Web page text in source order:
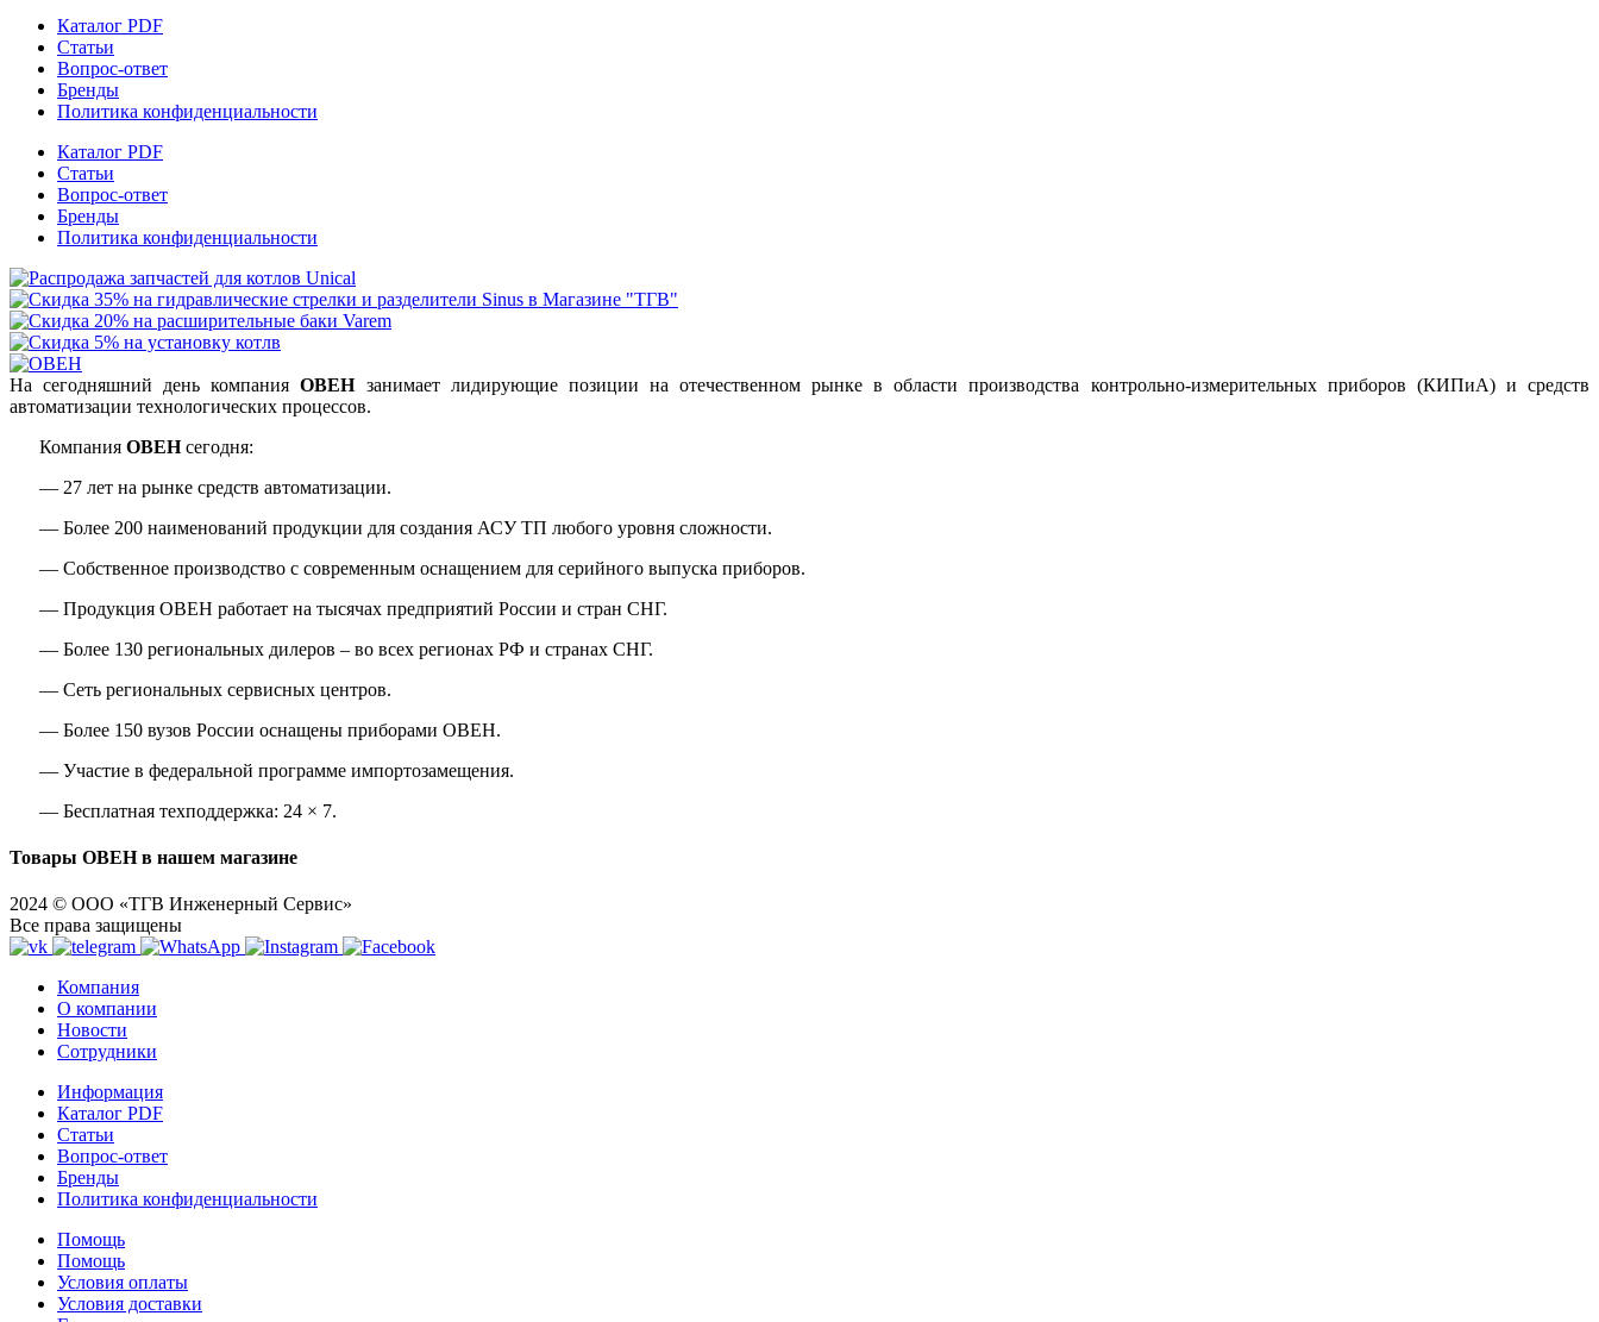
Каталог PDF
Статьи
Вопрос-ответ
Бренды
Политика конфиденциальности
Каталог PDF
Статьи
Вопрос-ответ
Бренды
Политика конфиденциальности
На сегодняшний день компанияОВЕНзанимает лидирующие позиции на отечественном рынке в области производства контрольно-измерительных приборов (КИПиА) и средств
автоматизации технологических процессов.
Компания ОВЕНсегодня:
— 27 лет на рынке средств автоматизации.
— Более 200 наименований продукции для создания АСУ ТП любого уровня сложности.
— Собственное производство с современным оснащением для серийного выпуска приборов.
— Продукция ОВЕН работает на тысячах предприятий России и стран СНГ.
— Более 130 региональных дилеров – во всех регионах РФ и странах СНГ.
— Сеть региональных сервисных центров.
— Более 150 вузов России оснащены приборами ОВЕН.
— Участие в федеральной программе импортозамещения.
— Бесплатная техподдержка: 24 × 7.
Товары ОВЕН в нашем магазине
2024 © ООО «ТГВ Инженерный Сервис»
Все права защищены
Компания
О компании
Новости
Сотрудники
Информация
Каталог PDF
Статьи
Вопрос-ответ
Бренды
Политика конфиденциальности
Помощь
Помощь
Условия оплаты
Условия доставки